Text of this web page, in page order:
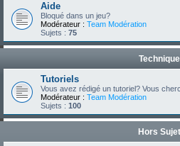
Aide
Bloqué dans un jeu?
Modérateur : Team Modération
Sujets : 75
Technique
Tutoriels
Vous avez rédigé un tutoriel? Vous
Modérateur : Team Modération
Sujets : 100
Hors Sujet